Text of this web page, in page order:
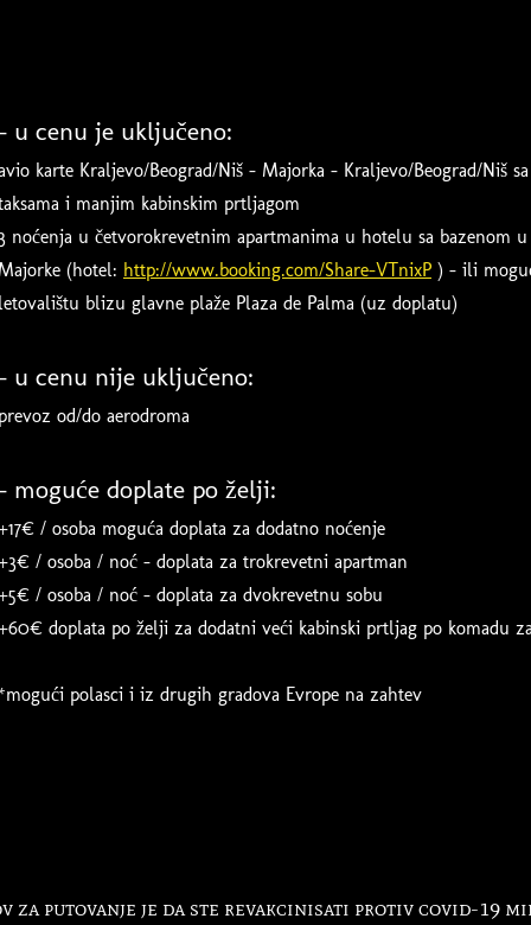
u cenu je uključeno:
karte Kraljevo/Beograd/Niš - Majorka - Kraljevo/Beograd/Niš
i manjim kabinskim prtljagom
noćenja u četvorokrevetnim apartmanima u hotelu sa bazenom
(hotel: http://www.booking.com/Share-VTnixP ) - ili
blizu glavne plaže Plaza de Palma (uz doplatu)
u cenu nije uključeno:
od/do aerodroma
moguće doplate po želji:
/ osoba moguća doplata za dodatno noćenje
/ osoba / noć - doplata za trokrevetni apartman
/ osoba / noć - doplata za dvokrevetnu sobu
doplata po želji za dodatni veći kabinski prtljag po komadu
polasci i iz drugih gradova Evrope na zahtev
za putovanje je da ste revakcinisati protiv covid-19